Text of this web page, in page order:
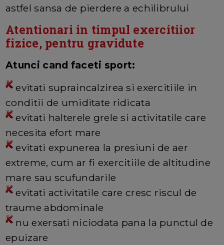
astfel sansa de pierdere a echilibrului
Atentionari in timpul exercitiior
fizice, pentru gravidute
Atunci cand faceti sport:
evitati supraincalzirea si exercitiile in
conditii de umiditate ridicata
evitati halterele grele si activitatile care
necesita efort mare
evitati expunerea la presiuni de aer
extreme, cum ar fi exercitiile de altitudine
mare sau scufundarile
evitati activitatile care cresc riscul de
traume abdominale
nu exersati niciodata pana la punctul de
epuizare